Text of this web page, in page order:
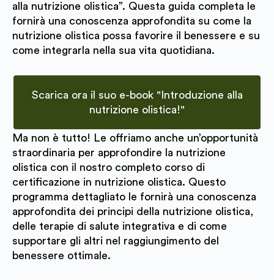
alla nutrizione olistica”. Questa guida completa le
fornirà una conoscenza approfondita su come la
nutrizione olistica possa favorire il benessere e su
come integrarla nella sua vita quotidiana.
Scarica ora il suo e-book "Introduzione alla
nutrizione olistica!"
Ma non è tutto! Le offriamo anche un’opportunità
straordinaria per approfondire la nutrizione
olistica con il nostro completo corso di
certificazione in nutrizione olistica. Questo
programma dettagliato le fornirà una conoscenza
approfondita dei principi della nutrizione olistica,
delle terapie di salute integrativa e di come
supportare gli altri nel raggiungimento del
benessere ottimale.